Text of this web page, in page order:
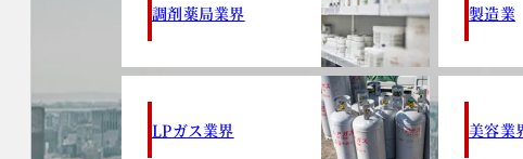
調剤薬局業界 製造業
LPガス業界 美容業